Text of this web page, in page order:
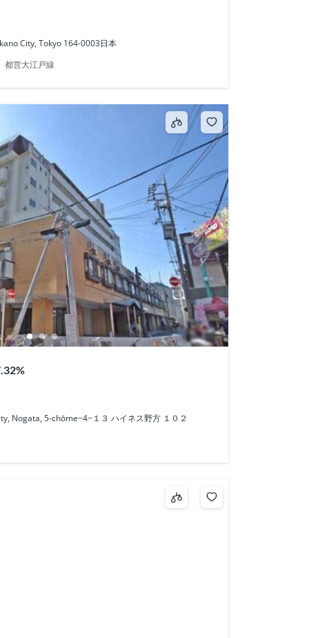
City, Tokyo 164-0003日本
都営大江戸線
Nogata, 5-chōme−4−１３ ハイネス野方 １０２